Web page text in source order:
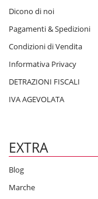
Dicono di noi
Pagamenti & Spedizioni
Condizioni di Vendita
Informativa Privacy
DETRAZIONI FISCALI
IVA AGEVOLATA
EXTRA
Blog
Marche